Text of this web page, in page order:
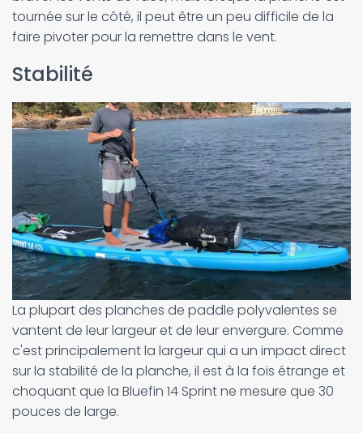
tournée sur le côté, il peut être un peu difficile de la
faire pivoter pour la remettre dans le vent.
Stabilité
La plupart des planches de paddle polyvalentes se
vantent de leur largeur et de leur envergure. Comme
c'est principalement la largeur qui a un impact direct
sur la stabilité de la planche, il est à la fois étrange et
choquant que la Bluefin 14 Sprint ne mesure que 30
pouces de large.